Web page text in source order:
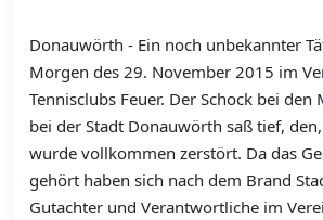
Donauwörth - Ein noch unbekannter
Morgen des 29. November 2015 im
Tennisclubs Feuer. Der Schock bei
bei der Stadt Donauwörth saß tief,
wurde vollkommen zerstört. Da das
gehört haben sich nach dem Brand
Gutachter und Verantwortliche im